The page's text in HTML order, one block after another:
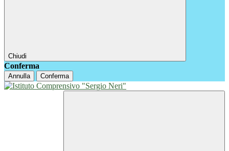
Chiudi
Conferma
Annulla Conferma